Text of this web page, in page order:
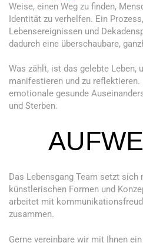
Weise, einen Weg zu finden,
Identität zu verhelfen. Ein
Lebensereignissen und
dadurch eine überschaubare,
Was zählt, ist das gelebte Leben,
manifestieren und zu reflektieren.
emotionale gesunde
und Sterben.
Das Lebensgang Team setzt
künstlerischen Formen und
arbeitet mit
zusammen.
Gerne vereinbare wir mit Ihnen